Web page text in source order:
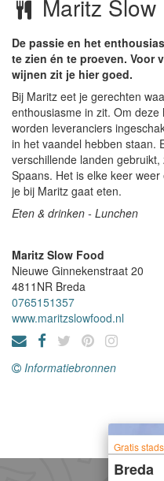
Maritz Slow
De passie en het
te zien én te proeven. Voor
wijnen zit je hier goed.
Bij Maritz eet je gerechten
enthousiasme in zit. Om
worden leveranciers
in het vaandel hebben staan.
verschillende landen
Spaans. Het is elke keer
je bij Maritz gaat eten.
Eten & drinken - Lunchen
Maritz Slow Food
Nieuwe Ginnekenstraat 20
4811NR Breda
0765151357
www.maritzslowfood.nl
Informatiebronnen
Gratis
Breda